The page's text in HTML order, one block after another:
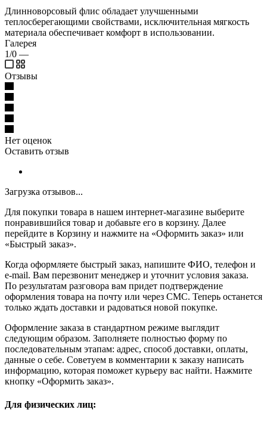
Длинноворсовый флис обладает улучшенными
теплосберегающими свойствами, исключительная мягкость
материала обеспечивает комфорт в использовании.
Галерея
1/0 —
Отзывы
Нет оценок
Оставить отзыв
Загрузка отзывов...
Для покупки товара в нашем интернет-магазине выберите
понравившийся товар и добавьте его в корзину. Далее
перейдите в Корзину и нажмите на «Оформить заказ» или
«Быстрый заказ».
Когда оформляете быстрый заказ, напишите ФИО, телефон и
e-mail. Вам перезвонит менеджер и уточнит условия заказа.
По результатам разговора вам придет подтверждение
оформления товара на почту или через СМС. Теперь останется
только ждать доставки и радоваться новой покупке.
Оформление заказа в стандартном режиме выглядит
следующим образом. Заполняете полностью форму по
последовательным этапам: адрес, способ доставки, оплаты,
данные о себе. Советуем в комментарии к заказу написать
информацию, которая поможет курьеру вас найти. Нажмите
кнопку «Оформить заказ».
Для физических лиц: